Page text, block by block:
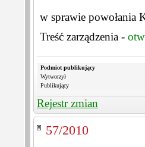
w sprawie powołania
Treść zarządzenia -
Podmiot publikujący
Wytworzył
Publikujący
Rejestr zmian
57/2010